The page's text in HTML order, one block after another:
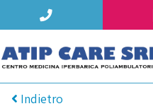
Indietro